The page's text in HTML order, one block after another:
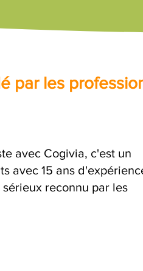
par les
avec Cogivia, c'est un
avec 15 ans
reconnu par les